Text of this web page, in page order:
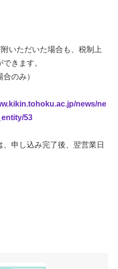
いただいた場合も、税制上
きます。
のみ）
news/ne
53
申し込み完了後、翌営業日